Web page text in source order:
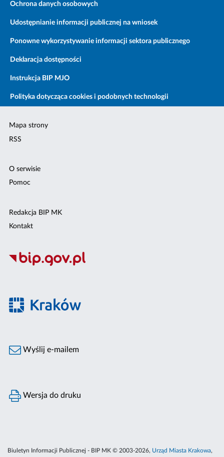
Ochrona danych osobowych
Udostępnianie informacji publicznej na wniosek
Ponowne wykorzystywanie informacji sektora publicznego
Deklaracja dostępności
Instrukcja BIP MJO
Polityka dotycząca cookies i podobnych technologii
Mapa strony
RSS
O serwisie
Pomoc
Redakcja BIP MK
Kontakt
Wyślij e-mailem
Wersja do druku
Biuletyn Informacji Publicznej - BIP MK © 2003-2026, Urząd Miasta Krakowa,